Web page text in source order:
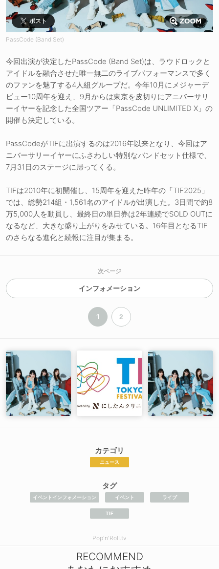
ポスト
PassCode (Band Set)
今回出演が決定したPassCode (Band Set)は、ラウドロックと
アイドルを融合させた唯一無二のライブパフォーマンスで多く
のファンを魅了する4人組グループだ。今年10月にメジャーデ
ビュー10周年を迎え、9月からは東京を皮切りにアニバーサリ
ーイヤーを記念した全国ツアー「PassCode UNLIMITED X」の
開催も決定している。
PassCodeがTIFに出演するのは2016年以来となり、今回はア
ニバーサリーイヤーにふさわしい特別なバンドセット仕様で、
7月31日のステージに帰ってくる。
TIFは2010年に初開催し、15周年を迎えた昨年の「TIF2025」
では、総勢214組・1,561名のアイドルが出演した。3日間で約8
万5,000人を動員し、最終日の単日券は2年連続でSOLD OUTに
なるなど、大きな盛り上がりをみせている。16年目となるTIF
のさらなる進化と続報に注目が集まる。
次ページ
インフォメーション
1 2
カテゴリ
ニュース
タグ
イベントインフォメーション イベント ライブ
TIF
Pop'n'Roll.tv
RECOMMEND